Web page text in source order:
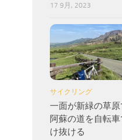
17 9月, 2023
サイクリング
一面が新緑の草
阿蘇の道を自転
け抜ける